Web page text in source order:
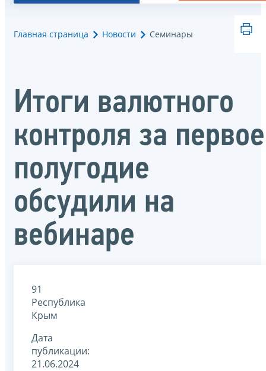
Главная страница Новости Семинары
Итоги валютного
контроля за первое
полугодие
обсудили на
вебинаре
91
Республика
Крым
Дата
публикации:
21.06.2024